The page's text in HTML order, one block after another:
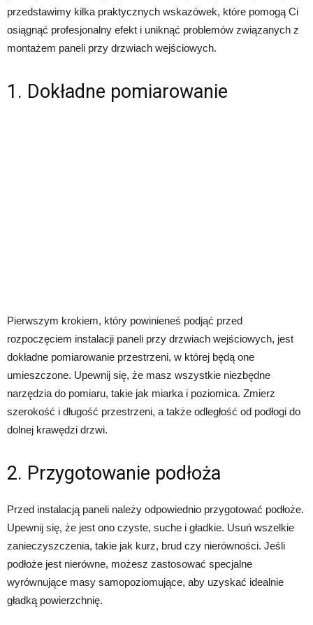
przedstawimy kilka praktycznych wskazówek, które pomogą Ci
osiągnąć profesjonalny efekt i uniknąć problemów związanych z
montażem paneli przy drzwiach wejściowych.
1. Dokładne pomiarowanie
Pierwszym krokiem, który powinieneś podjąć przed
rozpoczęciem instalacji paneli przy drzwiach wejściowych, jest
dokładne pomiarowanie przestrzeni, w której będą one
umieszczone. Upewnij się, że masz wszystkie niezbędne
narzędzia do pomiaru, takie jak miarka i poziomica. Zmierz
szerokość i długość przestrzeni, a także odległość od podłogi do
dolnej krawędzi drzwi.
2. Przygotowanie podłoża
Przed instalacją paneli należy odpowiednio przygotować podłoże.
Upewnij się, że jest ono czyste, suche i gładkie. Usuń wszelkie
zanieczyszczenia, takie jak kurz, brud czy nierówności. Jeśli
podłoże jest nierówne, możesz zastosować specjalne
wyrównujące masy samopoziomujące, aby uzyskać idealnie
gładką powierzchnię.